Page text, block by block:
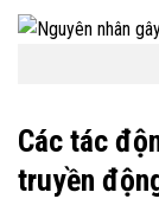
Các tác
truyền